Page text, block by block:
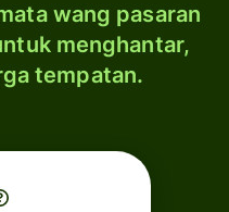
wang pasaran
menghantar,
tempatan.